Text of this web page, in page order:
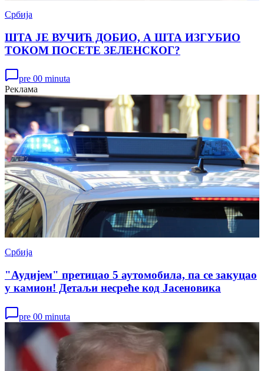
Србија
ШТА ЈЕ ВУЧИЋ ДОБИО, А ШТА ИЗГУБИО
ТОКОМ ПОСЕТЕ ЗЕЛЕНСКОГ?
pre 00 minuta
Реклама
Србија
"Аудијем" претицао 5 аутомобила, па се закуцао
у камион! Детаљи несреће код Јасеновика
pre 00 minuta